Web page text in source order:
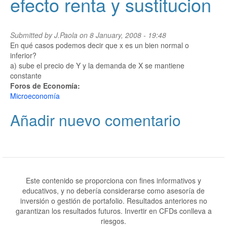
Submitted byJ.Paola on 8 January, 2008 - 19:48
En qué casos podemos decir que x es un bien normal o
inferior?
a) sube el precio de Y y la demanda de X se mantiene
constante
Foros de Economía:
Microeconomía
Añadir nuevo comentario
Este contenido se proporciona con fines informativos y
educativos, y no debería considerarse como asesoría de
inversión o gestión de portafolio. Resultados anteriores no
garantizan los resultados futuros. Invertir en CFDs conlleva a
riesgos.